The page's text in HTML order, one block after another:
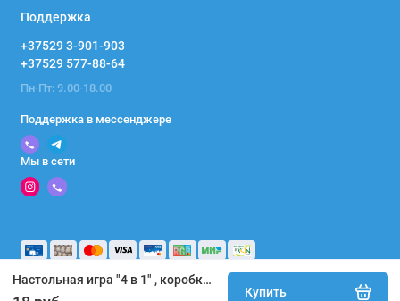
Настольная игра "4 в 1" , коробка 0134R-72
Купить
Поддержка
+37529 3-901-903
+37529 577-88-64
Пн-Пт: 9.00-18.00
Поддержка в мессенджере
Мы в сети